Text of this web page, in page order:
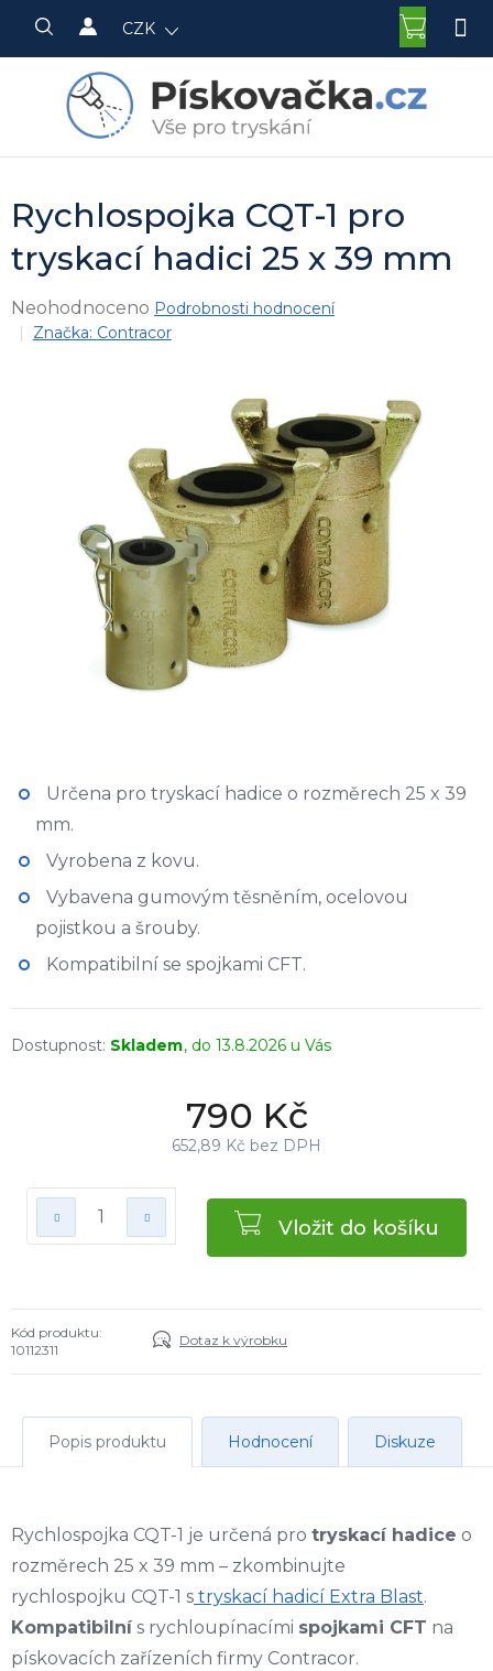
obsah
CZK
KOŠÍK
Rychlospojka CQT-1 pro
tryskací hadici 25 x 39 mm
Průměrné
hodnocení
Neohodnoceno Podrobnosti hodnocení
Značka: Contracor
Určena pro tryskací hadice o rozměrech 25 x 39
mm.
Vyrobena z kovu.
Vybavena gumovým těsněním, ocelovou
pojistkou a šrouby.
Kompatibilní se spojkami CFT.
Skladem 13.8.2026
790 Kč
652,89 Kč bez DPH
Vložit do košíku
Kód produktu:
10112311
Dotaz k výrobku
Popis produktu Hodnocení Diskuze
Rychlospojka CQT-1 je určená pro tryskací hadice o
rozměrech 25 x 39 mm – zkombinujte
rychlospojku CQT-1 s tryskací hadicí Extra Blast.
Kompatibilnís rychloupínacími spojkami CFT na
pískovacích zařízeních firmy Contracor.